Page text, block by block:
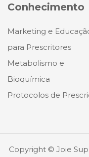
Conhecimento
Marketing e
para Prescritores
Metabolismo e
Bioquímica
Protocolos de
Copyright © Joie